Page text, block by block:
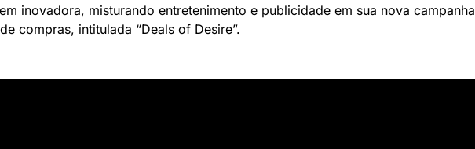
inovadora, misturando entretenimento e publicidade em sua nova campanha
compras, intitulada “Deals of Desire”.